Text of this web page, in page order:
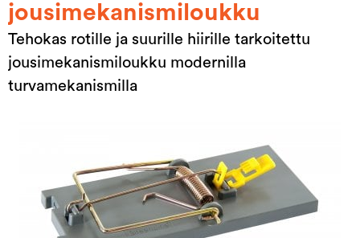
jousimekanismiloukku
Tehokas rotille ja suurille hiirille tarkoitettu
jousimekanismiloukku modernilla
turvamekanismilla